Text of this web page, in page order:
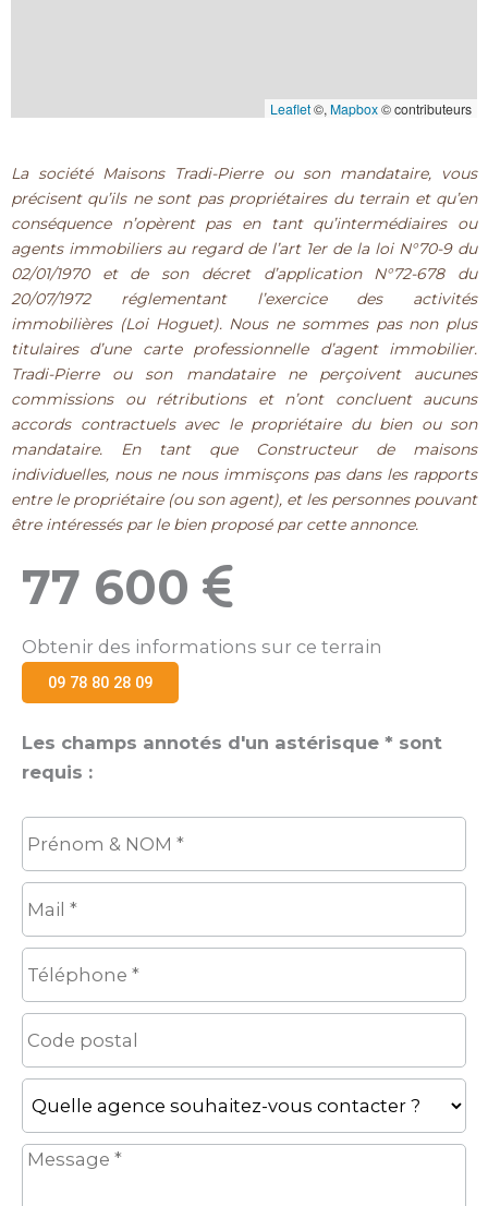
Leaflet©, Mapbox© contributeurs
La société Maisons Tradi-Pierre ou son mandataire, vous
précisent qu’ils ne sont pas propriétaires du terrain et qu’en
conséquence n’opèrent pas en tant qu’intermédiaires ou
agents immobiliers au regard de l’art 1er de la loi N°70-9 du
02/01/1970 et de son décret d’application N°72-678 du
20/07/1972 réglementant l’exercice des activités
immobilières (Loi Hoguet). Nous ne sommes pas non plus
titulaires d’une carte professionnelle d’agent immobilier.
Tradi-Pierre ou son mandataire ne perçoivent aucunes
commissions ou rétributions et n’ont concluent aucuns
accords contractuels avec le propriétaire du bien ou son
mandataire. En tant que Constructeur de maisons
individuelles, nous ne nous immisçons pas dans les rapports
entre le propriétaire (ou son agent), et les personnes pouvant
être intéressés par le bien proposé par cette annonce.
77 600
Obtenir des informations sur ce terrain
09 78 80 28 09
Les champs annotés d'un astérisque * sont
requis :